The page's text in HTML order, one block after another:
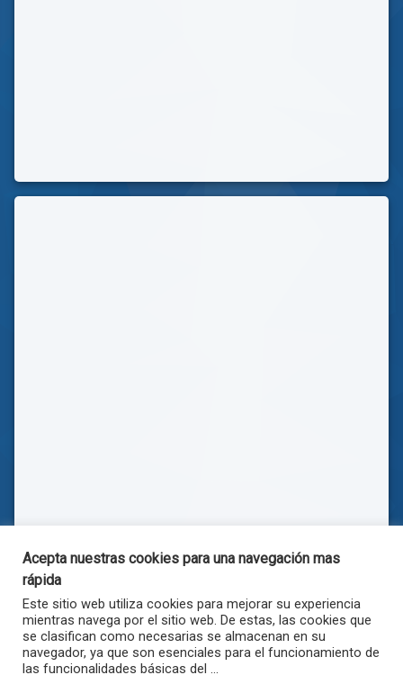
Acepta nuestras cookies para una navegación mas
rápida
Este sitio web utiliza cookies para mejorar su experiencia
mientras navega por el sitio web. De estas, las cookies que
se clasifican como necesarias se almacenan en su
navegador, ya que son esenciales para el funcionamiento de
las funcionalidades básicas del ...